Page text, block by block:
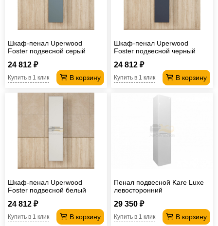
Шкаф-пенал Uperwood
Foster подвесной серый
24 812 ₽
В корзину
Купить в 1 клик
Шкаф-пенал Uperwood
Foster подвесной черный
24 812 ₽
В корзину
Купить в 1 клик
Шкаф-пенал Uperwood
Foster подвесной белый
24 812 ₽
В корзину
Купить в 1 клик
Пенал подвесной Kare Luxe
левосторонний
29 350 ₽
В корзину
Купить в 1 клик